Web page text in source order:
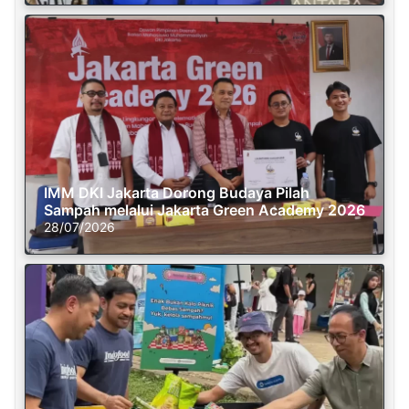
IMM DKI Jakarta Dorong Budaya Pilah
Sampah melalui Jakarta Green Academy 2026
28/07/2026